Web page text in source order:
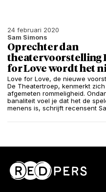
24 februari 2020
Sam Simons
Oprechter dan
theatervoorstelling
for Love wordt het
Love for Love, de nieuwe
De Theatertroep, kenmerkt
afgemeten rommeligheid.
banaliteit voel je dat het de
menens is, schrijft recensent